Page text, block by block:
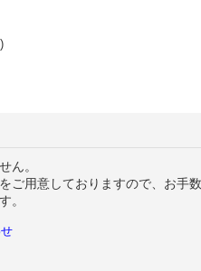
ん。
ご用意しておりますので、お手
。